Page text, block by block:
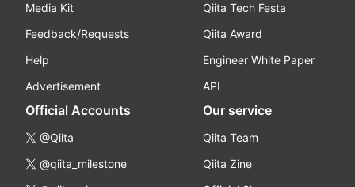
Media Kit
Feedback/Requests
Help
Advertisement
Qiita Tech Festa
Qiita Award
Engineer White Paper
API
Official Accounts
@Qiita
@qiita_milestone
Our service
Qiita Team
Qiita Zine